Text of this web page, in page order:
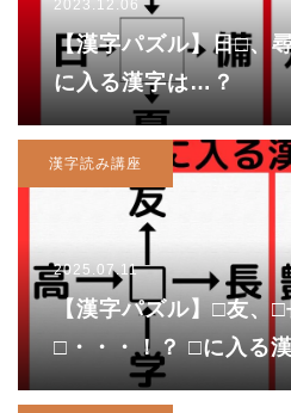
2023.12.06
【漢字パズル】日□
に入る漢字は…？
漢字読み講座
2025.07.11
【漢字パズル】□友、
□・・・！？ □に入る